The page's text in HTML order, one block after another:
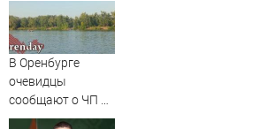
В Оренбурге
очевидцы
сообщают о ЧП на
озере Старица